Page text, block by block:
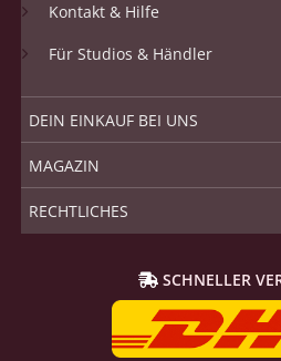
Kontakt & Hilfe
Für Studios & Händler
DEIN EINKAUF BEI UNS
MAGAZIN
RECHTLICHES
SCHNELLER